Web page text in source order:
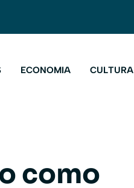
ECONOMIA CULTURA
como